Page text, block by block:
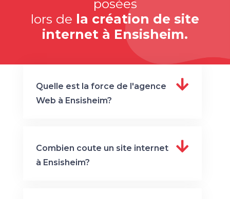
posées
lors de la création de site
internet à Ensisheim.
Quelle est la force de l'agence
Web à Ensisheim?
Combien coute un site internet
à Ensisheim?